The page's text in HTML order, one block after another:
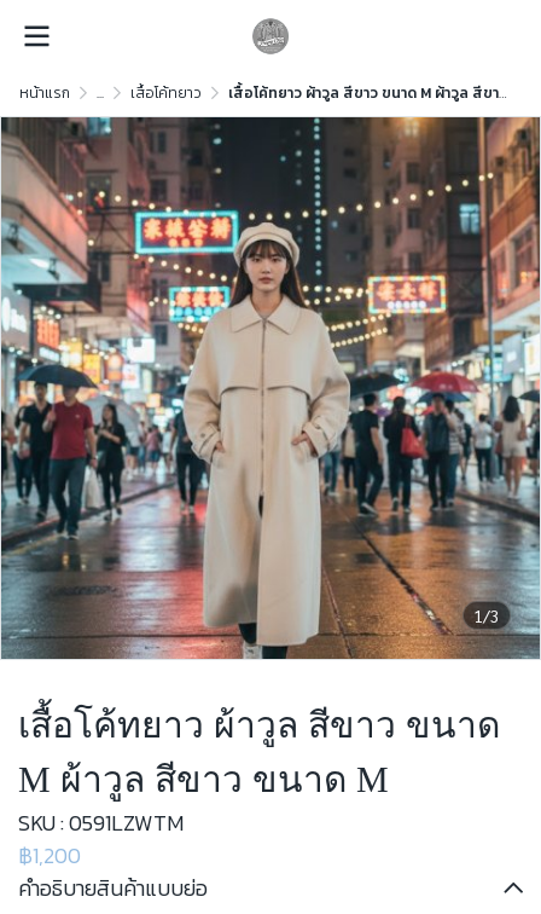
หน้าแรก ... เสื้อโค้ทยาว เสื้อโค้ทยาว ผ้าวูล สีขาว ขนาด M ผ้าวูล สีขาว ขนาด M
1/3
เสื้อโค้ทยาว ผ้าวูล สีขาว ขนาด
M ผ้าวูล สีขาว ขนาด M
SKU : 0591LZWTM
฿1,200
คำอธิบายสินค้าแบบย่อ